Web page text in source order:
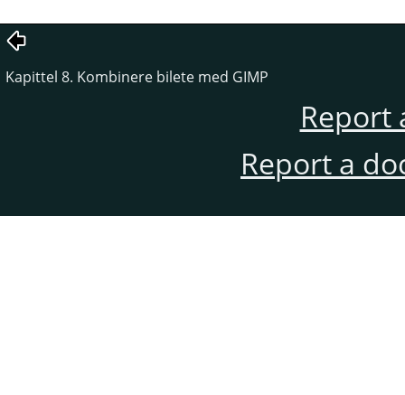
Kapittel 8. Kombinere bilete med GIMP
Report
Report a